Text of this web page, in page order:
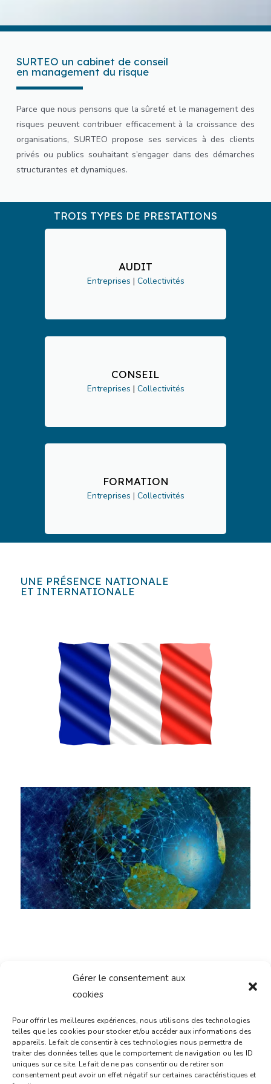
Gérer le consentement aux
cookies
Pour offrir les meilleures expériences, nous utilisons des technologies
telles que les cookies pour stocker et/ou accéder aux informations des
appareils. Le fait de consentir à ces technologies nous permettra de
traiter des données telles que le comportement de navigation ou les ID
uniques sur ce site. Le fait de ne pas consentir ou de retirer son
consentement peut avoir un effet négatif sur certaines caractéristiques et
SURTEO un cabinet de conseil
en management du risque
Parce que nous pensons que la sûreté et le management des
risques peuvent contribuer efficacement à la croissance des
organisations, SURTEO propose ses services à des clients
privés ou publics souhaitant s’engager dans des démarches
structurantes et dynamiques.
TROIS TYPES DE PRESTATIONS
AUDIT
Entreprises | Collectivités
CONSEIL
Entreprises | Collectivités
FORMATION
Entreprises | Collectivités
UNE PRÉSENCE NATIONALE
ET INTERNATIONALE
CONTACTEZ-NOUS